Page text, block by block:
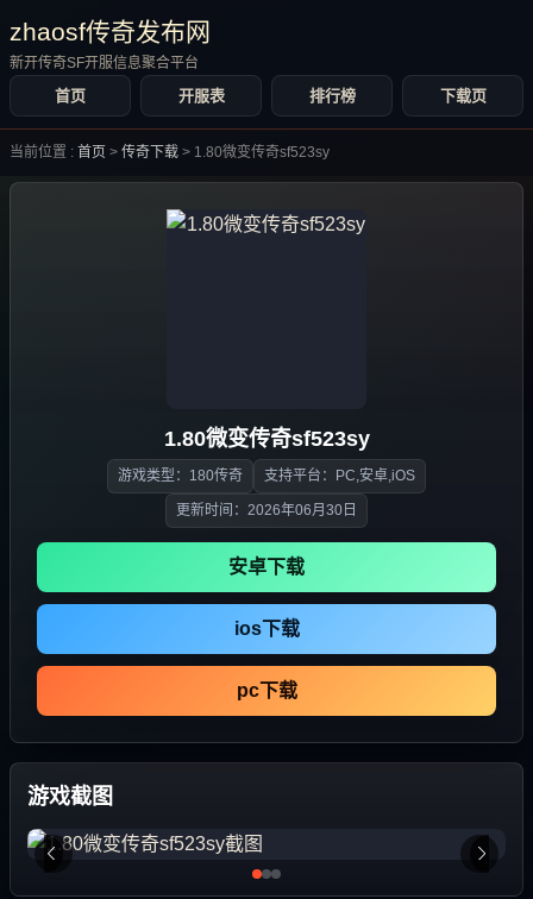
zhaosf传奇发布网
新开传奇SF开服信息聚合平台
首页 开服表 排行榜 下载页
当前位置 : 首页 > 传奇下载 > 1.80微变传奇sf523sy
1.80微变传奇sf523sy
游戏类型：180传奇 支持平台：PC,安卓,iOS
更新时间：2026年06月30日
安卓下载
ios下载
pc下载
游戏截图